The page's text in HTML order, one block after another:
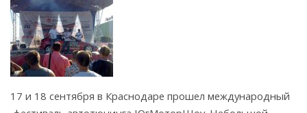
ФОТООТЧЕТЫ
17 и 18 сентября в Краснодаре прошел международный